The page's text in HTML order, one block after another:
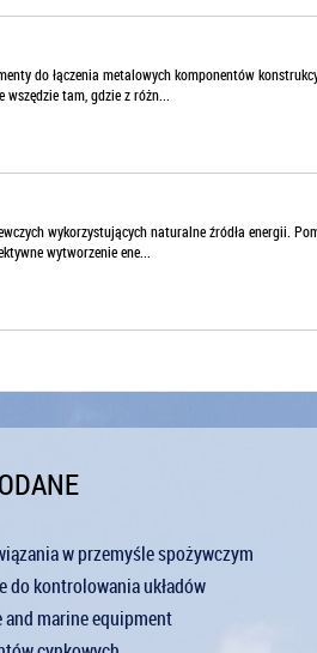
do łączenia metalowych komponentów
tam, gdzie z różn...
wykorzystujących naturalne źródła energii.
wytworzenie ene...
w przemyśle spożywczym
do kontrolowania układów
and marine equipment